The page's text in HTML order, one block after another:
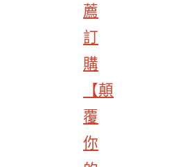
薦
訂
購
【顛
覆
你